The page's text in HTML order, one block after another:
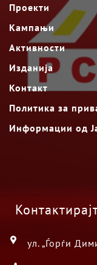
Проекти
Кампањи
Активности
Изданија
Контакт
Политика за
Информации од
ул. „Ѓорѓи